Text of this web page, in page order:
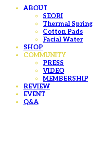
ABOUT
SEORI
Thermal Spring
Cotton Pads
Facial Water
SHOP
COMMUNITY
PRESS
VIDEO
MEMBERSHIP
REVIEW
EVENT
Q&A